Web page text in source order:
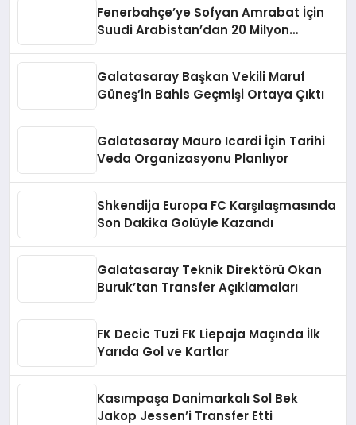
Fenerbahçe’ye Sofyan Amrabat İçin
Suudi Arabistan’dan 20 Milyon
Galatasaray Başkan Vekili Maruf
Güneş’in Bahis Geçmişi Ortaya Çıktı
Galatasaray Mauro Icardi İçin Tarihi
Veda Organizasyonu Planlıyor
Shkendija Europa FC Karşılaşmasında
Son Dakika Golüyle Kazandı
Galatasaray Teknik Direktörü Okan
Buruk’tan Transfer Açıklamaları
FK Decic Tuzi FK Liepaja Maçında İlk
Yarıda Gol ve Kartlar
Kasımpaşa Danimarkalı Sol Bek
Jakop Jessen’i Transfer Etti